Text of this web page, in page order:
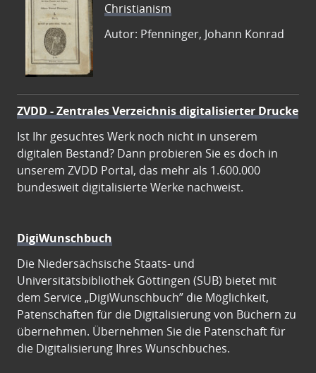
Christianism
Autor: Pfenninger, Johann Konrad
ZVDD - Zentrales Verzeichnis digitalisierter Drucke
Ist Ihr gesuchtes Werk noch nicht in unserem
digitalen Bestand? Dann probieren Sie es doch in
unserem ZVDD Portal, das mehr als 1.600.000
bundesweit digitalisierte Werke nachweist.
DigiWunschbuch
Die Niedersächsische Staats- und
Universitätsbibliothek Göttingen (SUB) bietet mit
dem Service „DigiWunschbuch” die Möglichkeit,
Patenschaften für die Digitalisierung von Büchern zu
übernehmen. Übernehmen Sie die Patenschaft für
die Digitalisierung Ihres Wunschbuches.